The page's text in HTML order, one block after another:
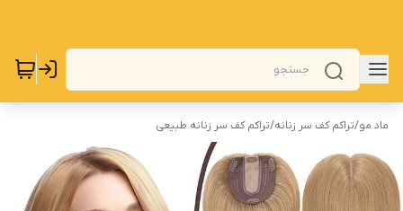
ماد مو/تراکم کف سر زنانه/تراکم کف سر زنانه طبیعی